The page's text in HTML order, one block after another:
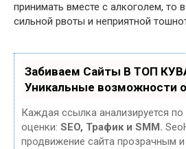
принимать вместе с алкоголем, то
сильной рвоты и неприятной
Забиваем Сайты В ТОП
Уникальные возможности
Каждая ссылка анализируется
оценки: SEO, Трафик и SMM.
продвижение сайта прозрачным